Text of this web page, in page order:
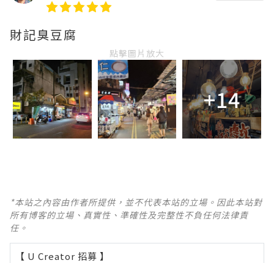
財記臭豆腐
點擊圖片放大
+14
*本站之內容由作者所提供，並不代表本站的立場。因此本站對
所有博客的立場、真實性、準確性及完整性不負任何法律責
任。
【 U Creator 招募 】